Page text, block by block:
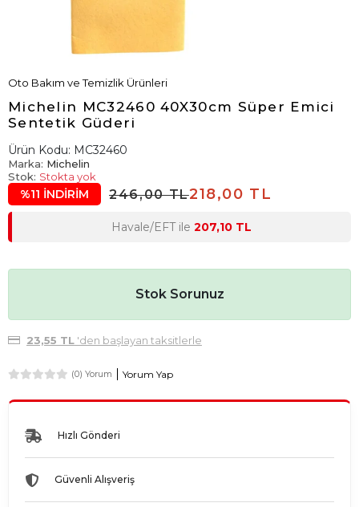
Oto Bakım ve Temizlik Ürünleri
Michelin MC32460 40X30cm Süper Emici
Sentetik Güderi
Ürün Kodu: MC32460
Marka: Michelin
Stok: Stokta yok
%11 İNDİRİM 246,00 TL218,00 TL
Havale/EFT ile 207,10 TL
Stok Sorunuz
23,55 TL'den başlayan taksitlerle
(0) Yorum Yorum Yap
Hızlı Gönderi
Güvenli Alışveriş